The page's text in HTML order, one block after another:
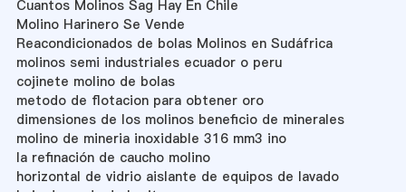
Cuantos Molinos Sag Hay En Chile
Molino Harinero Se Vende
Reacondicionados de bolas Molinos en Sudáfrica
molinos semi industriales ecuador o peru
cojinete molino de bolas
metodo de flotacion para obtener oro
dimensiones de los molinos beneficio de minerales
molino de mineria inoxidable 316 mm3 ino
la refinación de caucho molino
horizontal de vidrio aislante de equipos de lavado